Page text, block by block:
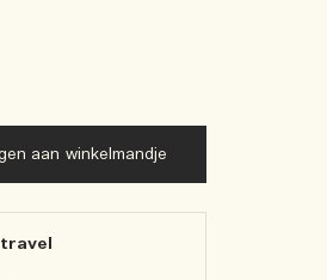
aan winkelmandje